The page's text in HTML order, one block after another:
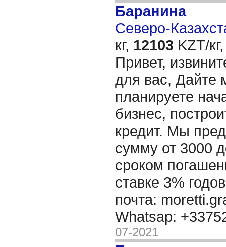
Баранина
Северо-
кг, 12103 KZT/кг,
Привет,
для вас, Дайте
планируете
бизнес,
кредит. Мы
сумму от 3000
сроком
ставке 3%
почта:
Whatsap:
07-2021